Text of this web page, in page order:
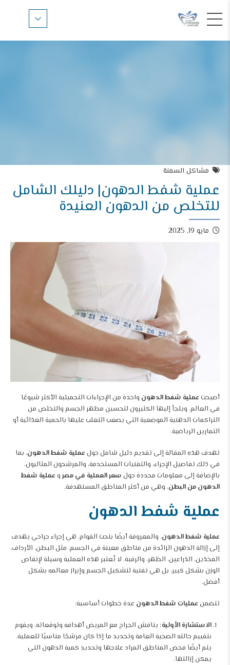
مشاكل السمنة
عملية شفط الدهون| دليلك الشامل
للتخلص من الدهون العنيدة
مايو 19, 2025
أصبحت عملية شفط الدهون واحدة من الإجراءات التجميلية الأكثر شيوعًا
في العالم، ويلجأ إليها الكثيرون لتحسين مظهر الجسم والتخلص من
التراكمات الدهنية الموضعية التي يصعب التغلب عليها بالحمية الغذائية أو
التمارين الرياضية.
تهدف هذه المقالة إلى تقديم دليل شامل حول عملية شفط الدهون، بما
في ذلك تفاصيل الإجراء، والتقنيات المستخدمة، والمرشحون المثاليون،
بالإضافة إلى معلومات محددة حول سعر العملية في مصر و عملية شفط
الدهون من البطن، وهي من أكثر المناطق المستهدفة.
عملية شفط الدهون
عملية شفط الدهون، والمعروفة أيضًا بنحت القوام، هي إجراء جراحي يهدف
إلى إزالة الدهون الزائدة من مناطق معينة في الجسم، مثل البطن، الأرداف،
الفخذين، الذراعين، الظهر، والرقبة. لا تُعتبر هذه العملية وسيلة لإنقاص
الوزن بشكل كبير، بل هي تقنية لتشكيل الجسم وإبراز معالمه بشكل
أفضل.
تتضمن عمليات شفط الدهون عدة خطوات أساسية:
الاستشارة الأولية: يناقش الجراح مع المريض أهدافه وتوقعاته، ويقوم
بتقييم حالته الصحية العامة وتحديد ما إذا كان مرشحًا مناسبًا للعملية.
يتم أيضًا فحص المناطق المراد علاجها وتحديد كمية الدهون التي
يمكن إزالتها.